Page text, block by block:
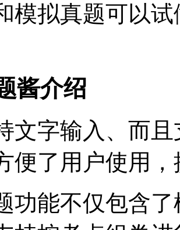
模拟真题可以
酱介绍
文字输入、而
便了用户使用
功能不仅包含